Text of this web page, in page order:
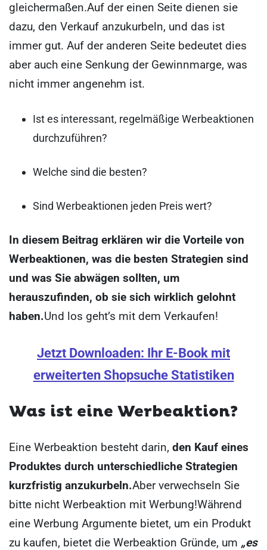
gleichermaßen.Auf der einen Seite dienen sie
dazu, den Verkauf anzukurbeln, und das ist
immer gut. Auf der anderen Seite bedeutet dies
aber auch eine Senkung der Gewinnmarge, was
nicht immer angenehm ist.
Ist es interessant, regelmäßige Werbeaktionen
durchzuführen?
Welche sind die besten?
Sind Werbeaktionen jeden Preis wert?
In diesem Beitrag erklären wir die Vorteile von
Werbeaktionen, was die besten Strategien sind
und was Sie abwägen sollten, um
herauszufinden, ob sie sich wirklich gelohnt
haben.Und los geht’s mit dem Verkaufen!
Jetzt Downloaden: Ihr E-Book mit
erweiterten Shopsuche Statistiken
Was ist eine Werbeaktion?
Eine Werbeaktion besteht darin, den Kauf eines
Produktes durch unterschiedliche Strategien
kurzfristig anzukurbeln.Aber verwechseln Sie
bitte nicht Werbeaktion mit Werbung!Während
eine Werbung Argumente bietet, um ein Produkt
zu kaufen, bietet die Werbeaktion Gründe, um „es